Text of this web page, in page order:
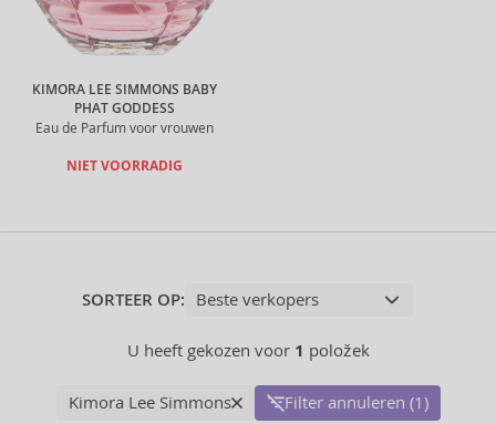
KIMORA LEE SIMMONS BABY
PHAT GODDESS
Eau de Parfum voor vrouwen
NIET VOORRADIG
SORTEER OP:
U heeft gekozen voor 1 položek
Kimora Lee Simmons Filter annuleren (1)